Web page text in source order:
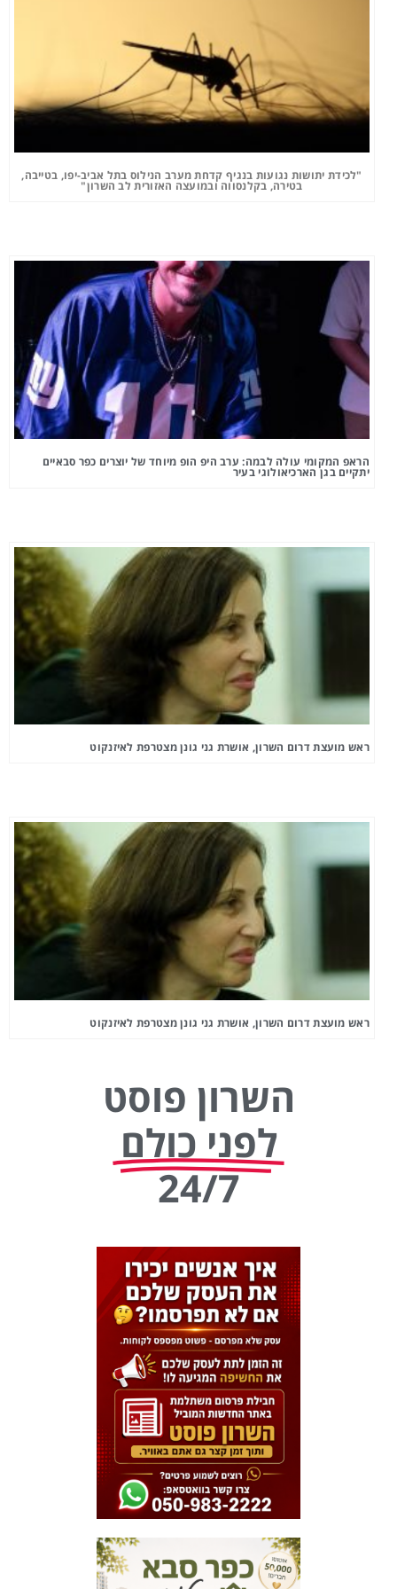
"לכידת יתושות נגועות בנגיף קדחת מערב הנילוס בתל אביב-יפו, בטייבה,
בטירה, בקלנסווה ובמועצה האזורית לב השרון"
הראפ המקומי עולה לבמה: ערב היפ הופ מיוחד של יוצרים כפר סבאיים
יתקיים בגן הארכיאולוגי בעיר
ראש מועצת דרום השרון, אושרת גני גונן מצטרפת לאיזנקוט
ראש מועצת דרום השרון, אושרת גני גונן מצטרפת לאיזנקוט
השרון פוסט
לפני כולם
24/7